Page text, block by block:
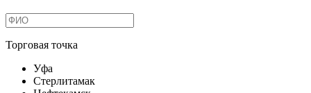
Торговая точка
Уфа
Стерлитамак